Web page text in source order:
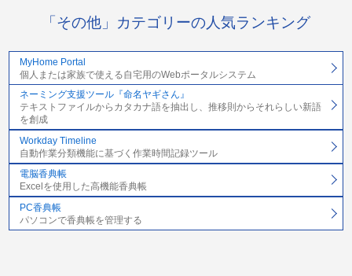
「その他」カテゴリーの人気ランキング
MyHome Portal
個人または家族で使える自宅用のWebポータルシステム
ネーミング支援ツール『命名ヤギさん』
テキストファイルからカタカナ語を抽出し、推移則からそれらしい新語
を創成
Workday Timeline
自動作業分類機能に基づく作業時間記録ツール
電脳香典帳
Excelを使用した高機能香典帳
PC香典帳
パソコンで香典帳を管理する